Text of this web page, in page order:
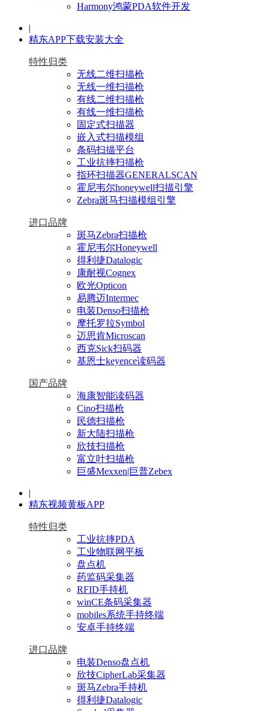
Harmony鸿蒙PDA软件开发
|
精东APP下载安装大全
特性归类
无线二维扫描枪
无线一维扫描枪
有线二维扫描枪
有线一维扫描枪
固定式扫描器
嵌入式扫描模组
条码扫描平台
工业抗摔扫描枪
指环扫描器GENERALSCAN
霍尼韦尔honeywell扫描引擎
Zebra斑马扫描模组引擎
进口品牌
斑马Zebra扫描枪
霍尼韦尔Honeywell
得利捷Datalogic
康耐视Cognex
欧光Opticon
易腾迈Intermec
电装Denso扫描枪
摩托罗拉Symbol
迈思肯Microscan
西克Sick扫码器
基恩士keyence读码器
国产品牌
海康智能读码器
Cino扫描枪
民德扫描枪
新大陆扫描枪
欣技扫描枪
富立叶扫描枪
巨盛Mexxen|巨普Zebex
|
精东视频黄板APP
特性归类
工业抗摔PDA
工业物联网平板
盘点机
药监码采集器
RFID手持机
winCE条码采集器
mobiles系统手持终端
安卓手持终端
进口品牌
电装Denso盘点机
欣技CipherLab采集器
斑马Zebra手持机
得利捷Datalogic